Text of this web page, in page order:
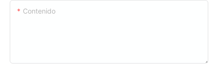
Contenido